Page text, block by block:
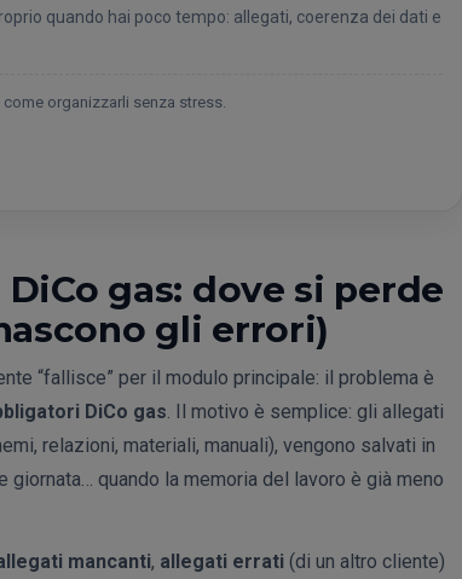
quando hai poco tempo: allegati, coerenza dei dati e
come organizzarli senza stress.
gas: dove si perde
gli errori)
“fallisce” per il modulo principale: il problema è
DiCo gas. Il motivo è semplice: gli allegati
relazioni, materiali, manuali), vengono salvati in
quando la memoria del lavoro è già meno
mancanti, allegati errati (di un altro cliente)